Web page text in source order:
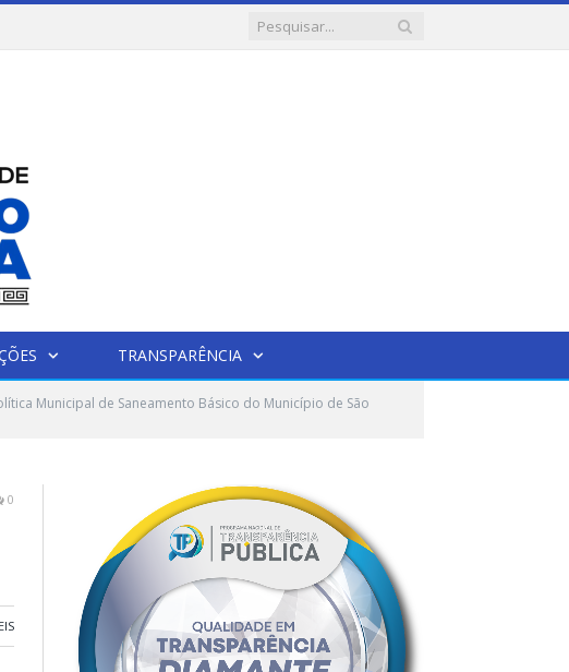
TRANSPARÊNCIA
Municipal de Saneamento Básico do Município de São
0